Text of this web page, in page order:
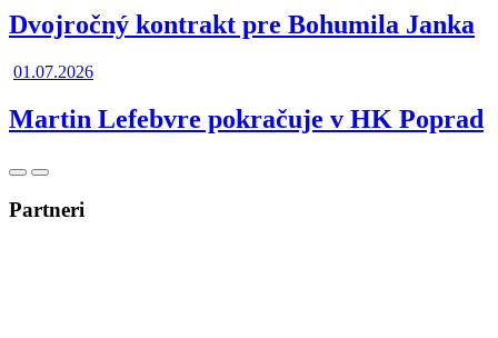
Dvojročný kontrakt pre Bohumila Janka
01.07.2026
Martin Lefebvre pokračuje v HK Poprad
PosunúťPosunúť
Partneri